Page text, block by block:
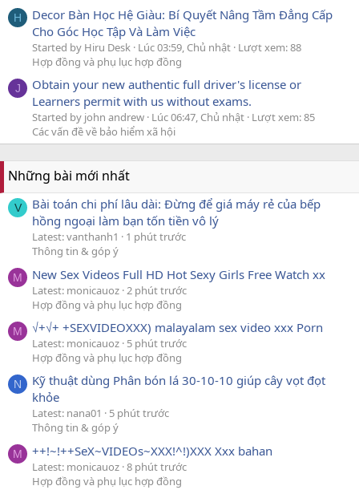
H
Decor Bàn Học Hệ Giàu: Bí Quyết Nâng Tầm Đẳng Cấp
Cho Góc Học Tập Và Làm Việc
Started by Hiru Desk Lúc 03:59, Chủ nhật Lượt xem: 88
Hợp đồng và phụ lục hợp đồng
J
Obtain your new authentic full driver's license or
Learners permit with us without exams.
Started by john andrew Lúc 06:47, Chủ nhật Lượt xem: 85
Các vấn đề về bảo hiểm xã hội
Những bài mới nhất
V
Bài toán chi phí lâu dài: Đừng để giá máy rẻ của bếp
hồng ngoại làm bạn tốn tiền vô lý
Latest: vanthanh1
1 phút trước
Thông tin & góp ý
M New Sex Videos Full HD Hot Sexy Girls Free Watch xx
Latest: monicauoz 2 phút trước
Hợp đồng và phụ lục hợp đồng
M √+√+ +SEXVIDEOXXX) malayalam sex video xxx Porn
Latest: monicauoz 5 phút trước
Hợp đồng và phụ lục hợp đồng
N
Kỹ thuật dùng Phân bón lá 30-10-10 giúp cây vọt đọt
khỏe
Latest: nana01
5 phút trước
Thông tin & góp ý
M ++!~!++SeX~VIDEOs~XXX!^!)XXX Xxx bahan
Latest: monicauoz 8 phút trước
Hợp đồng và phụ lục hợp đồng